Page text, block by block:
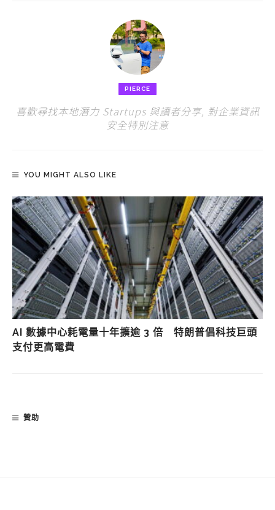
PIERCE
喜歡尋找本地潛力 Startups 與讀者分享, 對企業資訊
安全特別注意
YOU MIGHT ALSO LIKE
AI 數據中心耗電量十年擴逾 3 倍 特朗普倡科技巨頭
支付更高電費
贊助